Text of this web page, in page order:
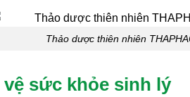
Thảo dược thiên nhiên
sức khỏe sinh lý